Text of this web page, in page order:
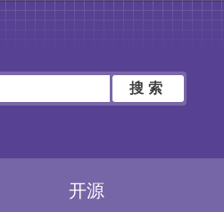
搜索
开源